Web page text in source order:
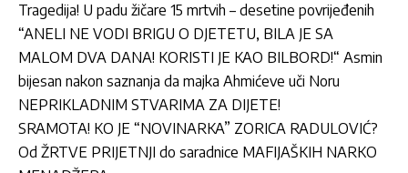
Tragedija! U padu žičare 15 mrtvih – desetine povrijeđenih
“ANELI NE VODI BRIGU O DJETETU, BILA JE SA
MALOM DVA DANA! KORISTI JE KAO BILBORD!“ Asmin
bijesan nakon saznanja da majka Ahmićeve uči Noru
NEPRIKLADNIM STVARIMA ZA DIJETE!
SRAMOTA! KO JE “NOVINARKA” ZORICA RADULOVIĆ?
Od ŽRTVE PRIJETNJI do saradnice MAFIJAŠKIH NARKO